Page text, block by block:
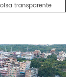
transparente